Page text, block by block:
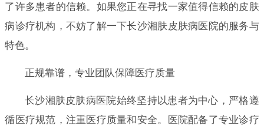
了许多患者的信赖。如果您正在寻找一家值得信赖的皮肤
病诊疗机构，不妨了解一下长沙湘肤皮肤病医院的服务与
特色。
正规靠谱，专业团队保障医疗质量
长沙湘肤皮肤病医院始终坚持以患者为中心，严格遵
循医疗规范，注重医疗质量和安全。医院配备了专业诊疗